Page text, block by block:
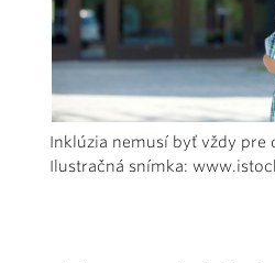
Inklúzia nemusí byť vždy pre
Ilustračná snímka: